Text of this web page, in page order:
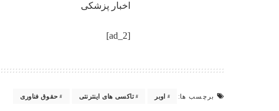
اخبار پزشکی
[ad_2]
برچسب ها: اوبر تاکسی های اینترنتی حقوق فناوری